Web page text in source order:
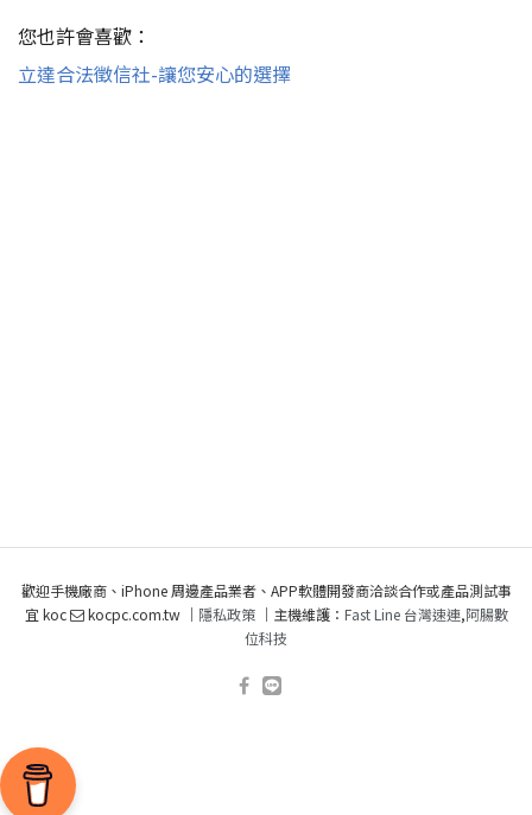
您也許會喜歡：
立達合法徵信社-讓您安心的選擇
歡迎手機廠商、iPhone 周邊產品業者、APP軟體開發商洽談合作或產品測試事
宜 koc
kocpc.com.tw ｜ 隱私政策｜主機維護： Fast Line 台灣速連,阿腸數
位科技